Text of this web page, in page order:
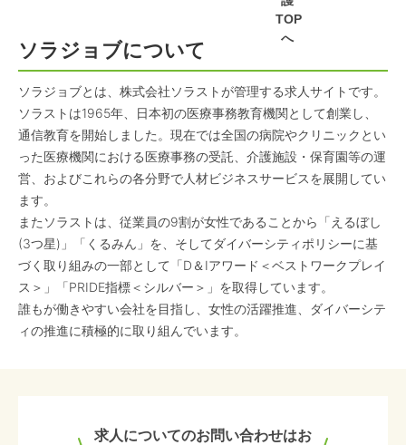
TOP
へ
ソラジョブについて
ソラジョブとは、株式会社ソラストが管理する求人サイトです。
ソラストは1965年、日本初の医療事務教育機関として創業し、
通信教育を開始しました。現在では全国の病院やクリニックとい
った医療機関における医療事務の受託、介護施設・保育園等の運
営、およびこれらの各分野で人材ビジネスサービスを展開してい
ます。
またソラストは、従業員の9割が女性であることから「えるぼし
(3つ星)」「くるみん」を、そしてダイバーシティポリシーに基
づく取り組みの一部として「D＆Iアワード＜ベストワークプレイ
ス＞」「PRIDE指標＜シルバー＞」を取得しています。
誰もが働きやすい会社を目指し、女性の活躍推進、ダイバーシテ
ィの推進に積極的に取り組んでいます。
求人についてのお問い合わせはお